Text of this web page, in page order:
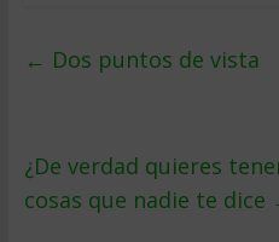
← Dos puntos de vista
¿De verdad quieres
cosas que nadie te dice